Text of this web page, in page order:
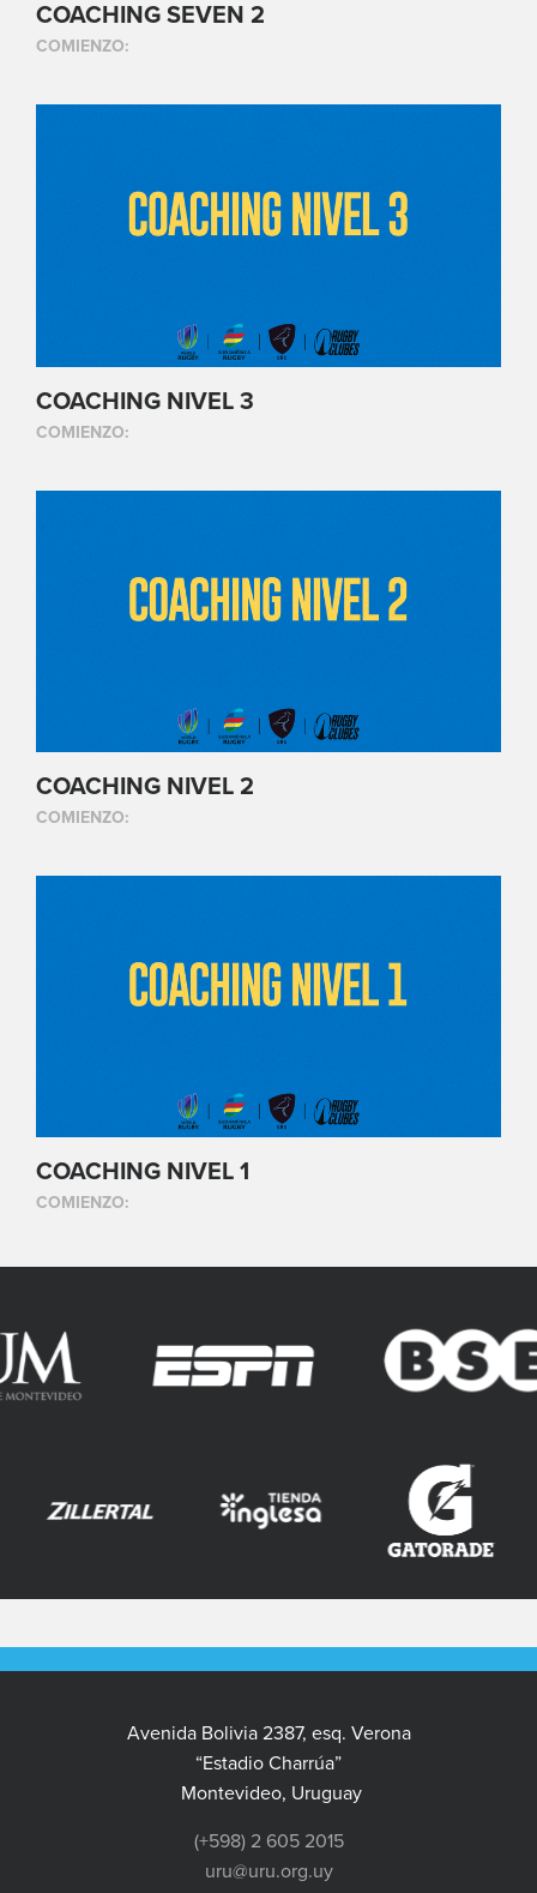
COACHING SEVEN 2
COMIENZO:
COACHING NIVEL 3
COMIENZO:
COACHING NIVEL 2
COMIENZO:
COACHING NIVEL 1
COMIENZO:
Avenida Bolivia 2387, esq. Verona
“Estadio Charrúa”
Montevideo, Uruguay
(+598) 2 605 2015
uru@uru.org.uy